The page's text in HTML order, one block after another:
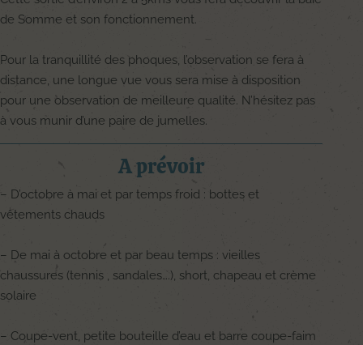
de Somme et son fonctionnement.
Pour la tranquillité des phoques, l’observation se fera à
distance, une longue vue vous sera mise à disposition
pour une observation de meilleure qualité. N’hésitez pas
à vous munir d’une paire de jumelles.
A prévoir
– D’octobre à mai et par temps froid : bottes et
vêtements chauds
– De mai à octobre et par beau temps : vieilles
chaussures (tennis , sandales….), short, chapeau et crème
solaire
– Coupe-vent, petite bouteille d’eau et barre coupe-faim